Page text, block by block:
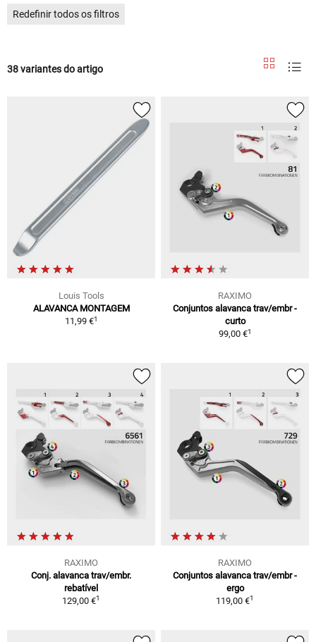
Redefinir todos os filtros
38 variantes do artigo
Louis Tools
ALAVANCA MONTAGEM
11,99 €1
RAXIMO
Conjuntos alavanca trav/embr -
curto
99,00 €1
RAXIMO
Conj. alavanca trav/embr.
rebatível
129,00 €1
RAXIMO
Conjuntos alavanca trav/embr -
ergo
119,00 €1